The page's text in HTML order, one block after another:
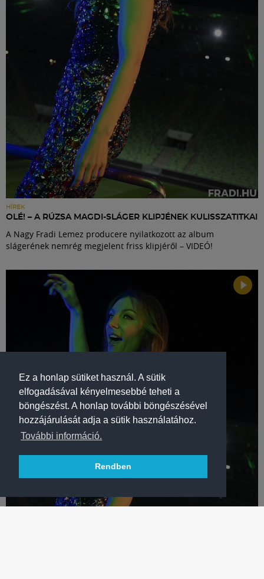
Ez a honlap sütiket használ. A sütik
elfogadásával kényelmesebbé teheti a
böngészést. A honlap további böngészésével
hozzájárulását adja a sütik használatához.
További információ.
Rendben
HÍREK
OLÉ! – A RÚZSA MAGDI-SLÁGER KLIPJÉNEK KULISSZATITKAI
A Nagy Fradi Lemez producere nyilatkozott az album
slágerének nemrég megjelent friss klipjéről – VIDEÓ!